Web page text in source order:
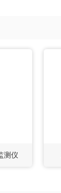
测仪